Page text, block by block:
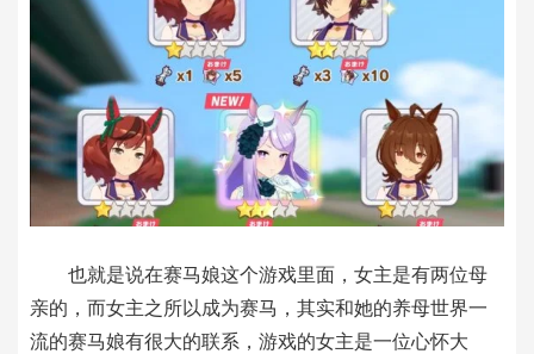
也就是说在赛马娘这个游戏里面，女主是有两位母
亲的，而女主之所以成为赛马，其实和她的养母世界一
流的赛马娘有很大的联系，游戏的女主是一位心怀大